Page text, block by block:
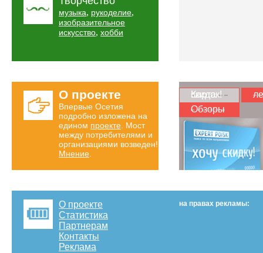
музыка, рукоделие,
изобразительное
искусство, хобби
О проекте
Впервые Осетия
подробно изложена на
едином проекте . Мост
между потребителями и
организациями возведен!
Мнение
Карта скидок!
Обзоры
О проекте
Статистика
Партнерам
Контакты
Реклама
на правах рекламы: